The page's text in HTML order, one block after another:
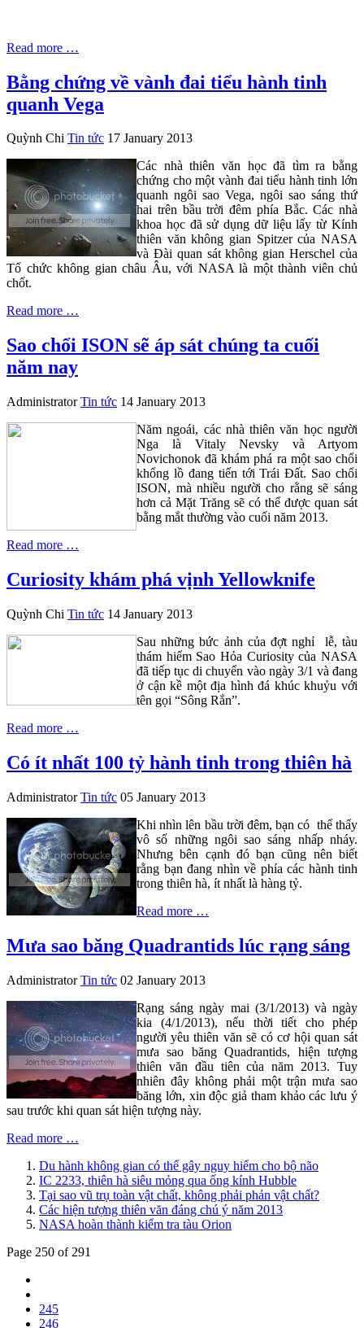
Read more …
Bằng chứng về vành đai tiểu hành tinh
quanh Vega
Quỳnh Chi Tin tức 17 January 2013
Các nhà thiên văn học đã tìm ra bằng
chứng cho một vành đai tiểu hành tinh lớn
quanh ngôi sao Vega, ngôi sao sáng thứ
hai trên bầu trời đêm phía Bắc. Các nhà
khoa học đã sử dụng dữ liệu lấy từ Kính
thiên văn không gian Spitzer của NASA
và Đài quan sát không gian Herschel của
Tổ chức không gian châu Âu, với NASA là một thành viên chủ
chốt.
Read more …
Sao chổi ISON sẽ áp sát chúng ta cuối
năm nay
Administrator Tin tức 14 January 2013
Năm ngoái, các nhà thiên văn học người
Nga là Vitaly Nevsky và Artyom
Novichonok đã khám phá ra một sao chổi
khổng lồ đang tiến tới Trái Đất. Sao chổi
ISON, mà nhiều người cho rằng sẽ sáng
hơn cả Mặt Trăng sẽ có thể được quan sát
bằng mắt thường vào cuối năm 2013.
Read more …
Curiosity khám phá vịnh Yellowknife
Quỳnh Chi Tin tức 14 January 2013
Sau những bức ảnh của đợt nghỉ lễ, tàu
thám hiểm Sao Hỏa Curiosity của NASA
đã tiếp tục di chuyển vào ngày 3/1 và đang
ở cận kề một địa hình đá khúc khuỷu với
tên gọi “Sông Rắn”.
Read more …
Có ít nhất 100 tỷ hành tinh trong thiên hà
Administrator Tin tức 05 January 2013
Khi nhìn lên bầu trời đêm, bạn có thể thấy
vô số những ngôi sao sáng nhấp nháy.
Nhưng bên cạnh đó bạn cũng nên biết
rằng bạn đang nhìn về phía các hành tinh
trong thiên hà, ít nhất là hàng tỷ.
Read more …
Mưa sao băng Quadrantids lúc rạng sáng
Administrator Tin tức 02 January 2013
Rạng sáng ngày mai (3/1/2013) và ngày
kia (4/1/2013), nếu thời tiết cho phép
người yêu thiên văn sẽ có cơ hội quan sát
mưa sao băng Quadrantids, hiện tượng
thiên văn đầu tiên của năm 2013. Tuy
nhiên đây không phải một trận mưa sao
băng lớn, xin độc giả tham khảo các lưu ý
sau trước khi quan sát hiện tượng này.
Read more …
Du hành không gian có thể gây nguy hiểm cho bộ não
IC 2233, thiên hà siêu mỏng qua ống kính Hubble
Tại sao vũ trụ toàn vật chất, không phải phản vật chất?
Các hiện tượng thiên văn đáng chú ý năm 2013
NASA hoàn thành kiểm tra tàu Orion
Page 250 of 291
245
246